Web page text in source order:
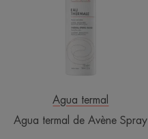
Spray
Agua termal
Agua termal de Avène Spray